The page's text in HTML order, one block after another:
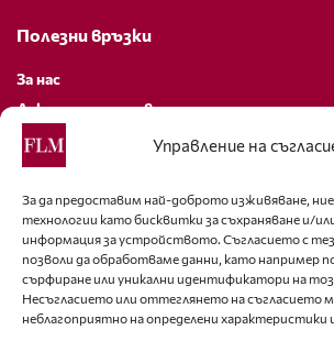
Управление на
За да предоставим най-доброто изживяване,
технологии като бисквитки за съхраняване и/
информация за устройството. Съгласието с
позволи да обработваме данни, като например
сърфиране или уникални идентификатори на
Несъгласието или оттеглянето на съгласието
неблагоприятно на определени характеристики
Полезни връзки
За нас
Декларация за поверителност
Политика за бисквитки
За контакти
editor@fashion-lifestyle.net
+359 88 227 33 47
Последвайте ни